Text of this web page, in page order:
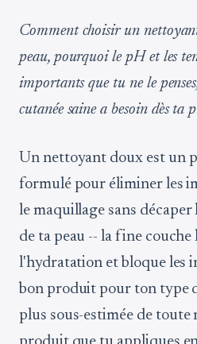
Comment choisir un
peau, pourquoi le pH et les
importants que tu ne le
cutanée saine a besoin dès ta
Un nettoyant doux est un
formulé pour éliminer les
le maquillage sans
de ta peau -- la fine
l'hydratation et bloque les
bon produit pour ton type
plus sous-estimée de toute